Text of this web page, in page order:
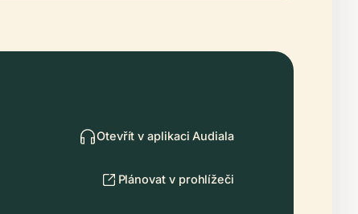
Otevřít v aplikaci Audiala
Plánovat v prohlížeči